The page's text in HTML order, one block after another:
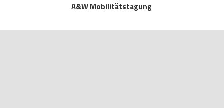
A&W Mobilitätstagung